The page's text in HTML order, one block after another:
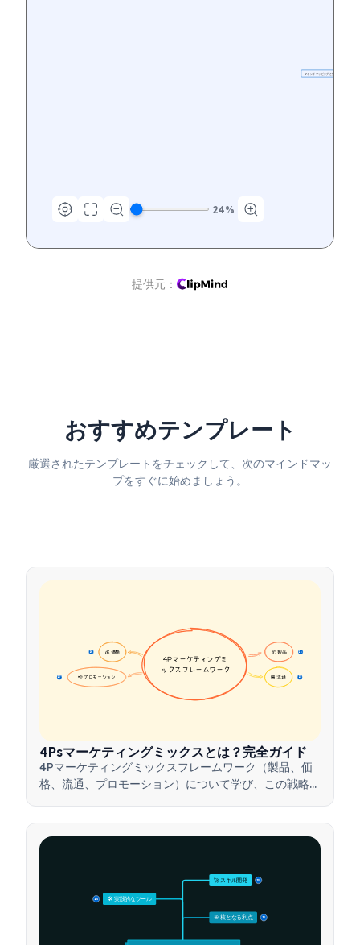
マインドマッピングと分析のための
24%
提供元：
おすすめテンプレート
厳選されたテンプレートをチェックして、次のマインドマッ
プをすぐに始めましょう。
📦 製品 16
💰 価格
16
🏪 流通 17
📢 プロモーション
17
4Pマーケティングミ
ックスフレームワーク
4Psマーケティングミックスとは？完全ガイド
4Pマーケティングミックスフレームワーク（製品、価
格、流通、プロモーション）について学び、この戦略的
🎯 核となる利点 15
🛠️ 実践的なツール
15
🚀 スキル開発 15